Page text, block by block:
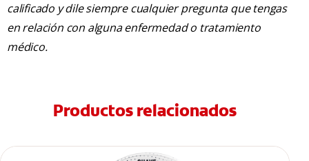
calificado y dile siempre cualquier pregunta que tengas
en relación con alguna enfermedad o tratamiento
médico.
Productos relacionados